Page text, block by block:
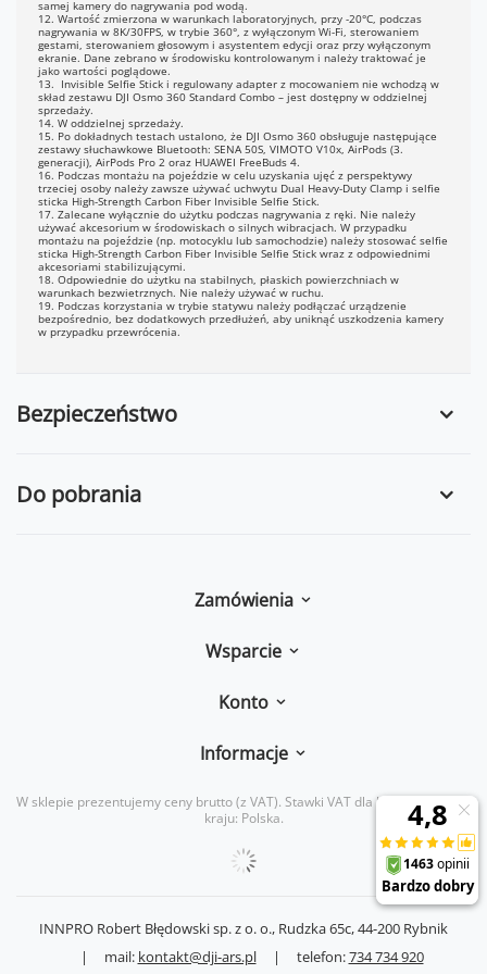
samej kamery do nagrywania pod wodą.
12. Wartość zmierzona w warunkach laboratoryjnych, przy -20°C, podczas
nagrywania w 8K/30FPS, w trybie 360°, z wyłączonym Wi-Fi, sterowaniem
gestami, sterowaniem głosowym i asystentem edycji oraz przy wyłączonym
ekranie. Dane zebrano w środowisku kontrolowanym i należy traktować je
jako wartości poglądowe.
13. Invisible Selfie Stick i regulowany adapter z mocowaniem nie wchodzą w
skład zestawu DJI Osmo 360 Standard Combo – jest dostępny w oddzielnej
sprzedaży.
14. W oddzielnej sprzedaży.
15. Po dokładnych testach ustalono, że DJI Osmo 360 obsługuje następujące
zestawy słuchawkowe Bluetooth: SENA 50S, VIMOTO V10x, AirPods (3.
generacji), AirPods Pro 2 oraz HUAWEI FreeBuds 4.
16. Podczas montażu na pojeździe w celu uzyskania ujęć z perspektywy
trzeciej osoby należy zawsze używać uchwytu Dual Heavy-Duty Clamp i selfie
sticka High-Strength Carbon Fiber Invisible Selfie Stick.
17. Zalecane wyłącznie do użytku podczas nagrywania z ręki. Nie należy
używać akcesorium w środowiskach o silnych wibracjach. W przypadku
montażu na pojeździe (np. motocyklu lub samochodzie) należy stosować selfie
sticka High-Strength Carbon Fiber Invisible Selfie Stick wraz z odpowiednimi
akcesoriami stabilizującymi.
18. Odpowiednie do użytku na stabilnych, płaskich powierzchniach w
warunkach bezwietrznych. Nie należy używać w ruchu.
19. Podczas korzystania w trybie statywu należy podłączać urządzenie
bezpośrednio, bez dodatkowych przedłużeń, aby uniknąć uszkodzenia kamery
w przypadku przewrócenia.
Bezpieczeństwo
Do pobrania
Zamówienia
Wsparcie
Konto
Informacje
W sklepie prezentujemy ceny brutto (z VAT). Stawki VAT dla konsumentów z
kraju: Polska.
INNPRO Robert Błędowski sp. z o. o., Rudzka 65c,44-200 Rybnik
|
mail: kontakt@dji-ars.pl | telefon:734 734 920